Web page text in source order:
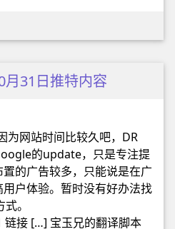
月31日推特内容
网站时间比较久吧，DR
的update，只是专注提
的广告较多，只能说是在广
户体验。暂时没有好办法找
。
接 […] 宝玉兄的翻译脚本